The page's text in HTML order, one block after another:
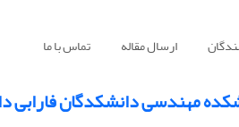
ارسال مقاله تماس با ما
مهندسی دانشکدگان فارابی